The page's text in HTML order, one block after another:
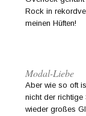
Rock in
meinen Hüften!
Modal-Liebe
Aber wie so oft
nicht der richtige
wieder großes